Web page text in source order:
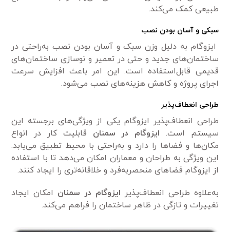
طبیعی کمک می‌کند.
سبکی و آسان بودن نصب
ایزوگام به دلیل وزن سبک و آسان بودن نصب به‌راحتی در
ساختمان‌های جدید و حتی در تعمیر و نوسازی ساختمان‌های
قدیمی قابل‌استفاده است. این امر باعث افزایش سرعت
اجرای پروژه و کاهش هزینه‌های نصب می‌شود.
طراحی انعطاف‌پذیر
طراحی انعطاف‌پذیر ایزوگام یکی از ویژگی‌های برجسته این
سیستم است. ایزوگام در سمنان قابلیت کار در انواع
مکان‌ها و فضاها را دارد و به‌راحتی با محیط تطبیق می‌یابد.
این ویژگی به طراحان و معماران امکان می‌دهد تا با استفاده
از ایزوگام فضاهای منحصربه‌فرد و خلاقانه‌تری را ایجاد کنند.
به‌علاوه طراحی انعطاف‌پذیر ایزوگام در سمنان امکان ایجاد
تغییرات و تازگی در ظاهر ساختمان را فراهم می‌کند.